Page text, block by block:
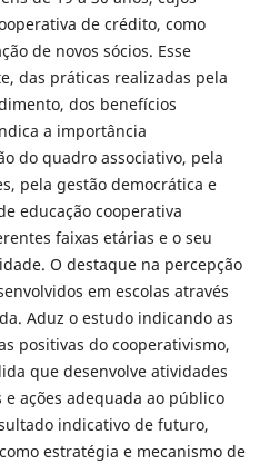
de crédito, como
de novos sócios. Esse
das práticas realizadas pela
dos benefícios
a importância
do quadro associativo, pela
pela gestão democrática e
educação cooperativa
faixas etárias e o seu
O destaque na percepção
em escolas através
Aduz o estudo indicando as
positivas do cooperativismo,
que desenvolve atividades
ações adequada ao público
indicativo de futuro,
estratégia e mecanismo de